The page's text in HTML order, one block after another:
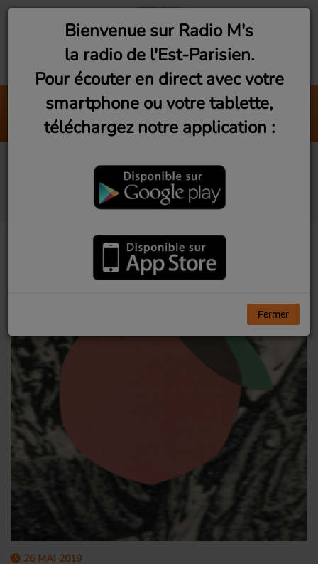
Cruel World
Holly Humberstone
Festival des Murs à
Pêches 2019
26 MAI 2019
Bienvenue sur Radio M's
la radio de l'Est-Parisien.
Pour écouter en direct avec votre
smartphone ou votre tablette,
téléchargez notre application :
Fermer